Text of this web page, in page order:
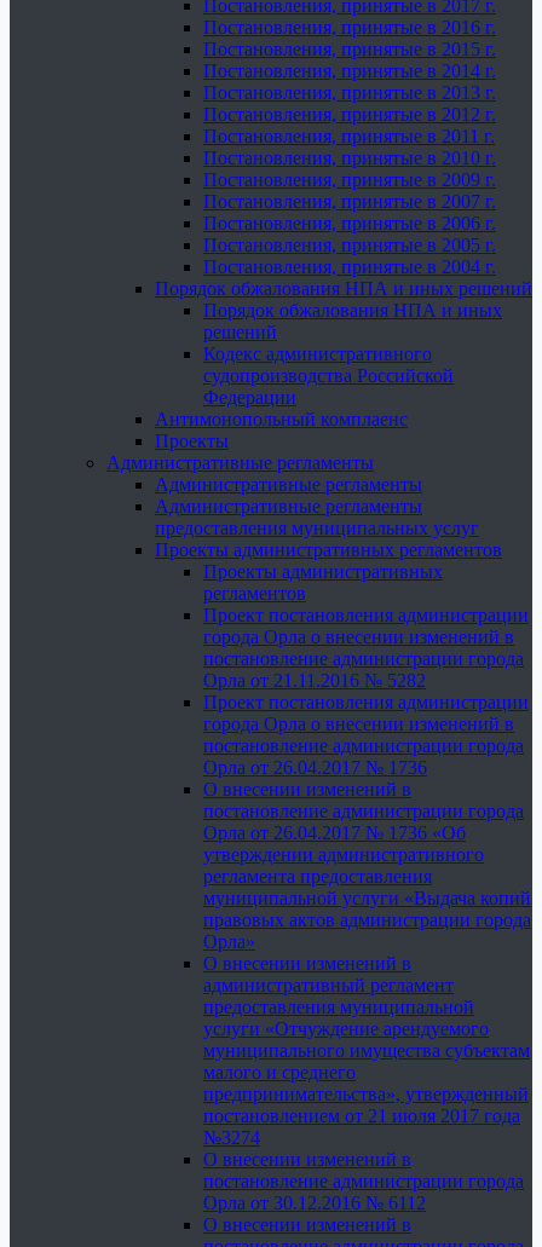
Постановления, принятые в 2017 г.
Постановления, принятые в 2016 г.
Постановления, принятые в 2015 г.
Постановления, принятые в 2014 г.
Постановления, принятые в 2013 г.
Постановления, принятые в 2012 г.
Постановления, принятые в 2011 г.
Постановления, принятые в 2010 г.
Постановления, принятые в 2009 г.
Постановления, принятые в 2007 г.
Постановления, принятые в 2006 г.
Постановления, принятые в 2005 г.
Постановления, принятые в 2004 г.
Порядок обжалования НПА и иных решений
Порядок обжалования НПА и иных
решений
Кодекс административного
судопроизводства Российской
Федерации
Антимонопольный комплаенс
Проекты
Административные регламенты
Административные регламенты
Административные регламенты
предоставления муниципальных услуг
Проекты административных регламентов
Проекты административных
регламентов
Проект постановления администрации
города Орла о внесении изменений в
постановление администрации города
Орла от 21.11.2016 № 5282
Проект постановления администрации
города Орла о внесении изменений в
постановление администрации города
Орла от 26.04.2017 № 1736
О внесении изменений в
постановление администрации города
Орла от 26.04.2017 № 1736 «Об
утверждении административного
регламента предоставления
муниципальной услуги «Выдача копий
правовых актов администрации города
Орла»
О внесении изменений в
административный регламент
предоставления муниципальной
услуги «Отчуждение арендуемого
муниципального имущества субъектам
малого и среднего
предпринимательства», утвержденный
постановлением от 21 июля 2017 года
№3274
О внесении изменений в
постановление администрации города
Орла от 30.12.2016 № 6112
О внесении изменений в